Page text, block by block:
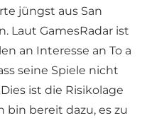
jüngst aus San
Laut GamesRadar ist
an Interesse an To a
seine Spiele nicht
ist die Risikolage
bereit dazu, es zu